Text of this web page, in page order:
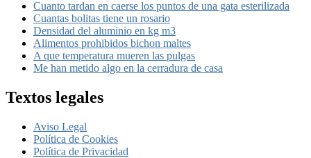
Cuanto tardan en caerse los puntos de una gata esterilizada
Cuantas bolitas tiene un rosario
Densidad del aluminio en kg m3
Alimentos prohibidos bichon maltes
A que temperatura mueren las pulgas
Me han metido algo en la cerradura de casa
Textos legales
Aviso Legal
Política de Cookies
Política de Privacidad